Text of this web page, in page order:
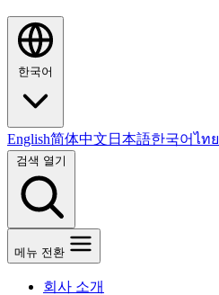
한국어
English简体中文 日本語한국어ไทย
검색 열기
메뉴 전환
회사 소개